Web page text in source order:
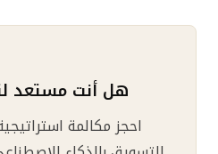
هل أنت مستعد
احجز مكالمة